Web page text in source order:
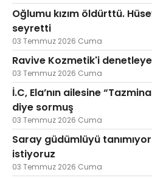
Oğlumu kızım öldürttü.
seyretti
03 Temmuz 2026 Cuma
Ravive Kozmetik'i
03 Temmuz 2026 Cuma
İ.C, Ela’nın ailesine
diye sormuş
03 Temmuz 2026 Cuma
Saray güdümlüyü
istiyoruz
03 Temmuz 2026 Cuma